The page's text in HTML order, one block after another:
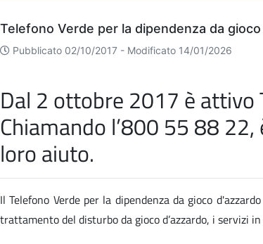
Archivio
Telefono Verde per la dipendenza da
Pubblicato 02/10/2017 - Modificato 14/01/2026
Dal 2 ottobre 2017 è attivo
Chiamando l’800 55 88
loro aiuto.
Il Telefono Verde per la dipendenza da gioco
trattamento del disturbo da gioco d’azzardo, i servizi